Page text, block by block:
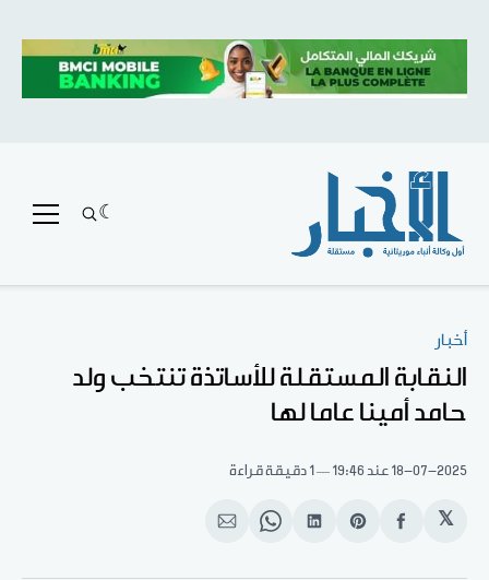
أخبار
النقابة المستقلة للأساتذة تنتخب ولد
حامد أمينا عاما لها
18-07-2025 عند 19:46 1 دقيقة قراءة
𝕏
انشر
الفيسبوك
Share
Pinterest
انشر
لينكد
Share
WhatsApp
انشر
الإيميل